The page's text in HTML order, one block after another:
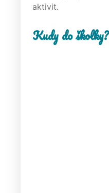
aktivit.
Kudy do školky?